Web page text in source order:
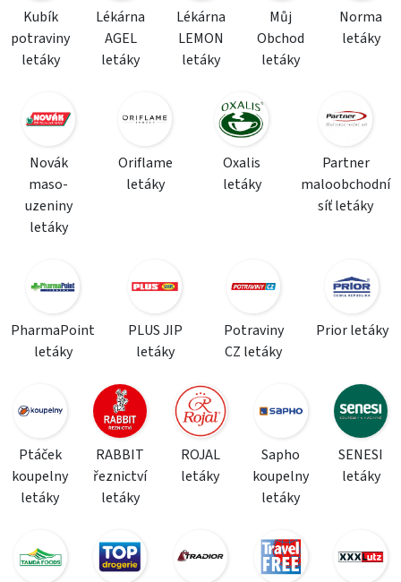
Kubík
potraviny
letáky
Lékárna
AGEL
letáky
Lékárna
LEMON
letáky
Můj
Obchod
letáky
Norma
letáky
Novák
maso-
uzeniny
letáky
Oriflame
letáky
Oxalis
letáky
Partner
maloobchodní
síť letáky
PharmaPoint
letáky
PLUS JIP
letáky
Potraviny
CZ letáky
Prior letáky
Ptáček
koupelny
letáky
RABBIT
řeznictví
letáky
ROJAL
letáky
Sapho
koupelny
letáky
SENESI
letáky